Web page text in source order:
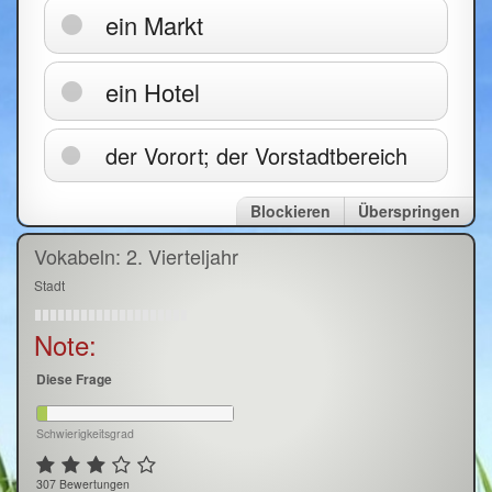
ein Markt
ein Hotel
der Vorort; der Vorstadtbereich
Überspringen
Blockieren
Vokabeln: 2. Vierteljahr
Stadt
Note:
Diese Frage
Schwierigkeitsgrad
307 Bewertungen